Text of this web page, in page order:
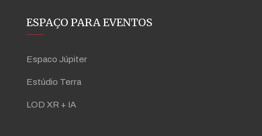
ESPAÇO PARA EVENTOS
Espaco Júpiter
Estúdio Terra
LOD XR + IA